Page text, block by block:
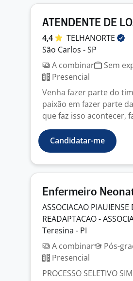
ATENDENTE DE
4,4
TELHANORTE
São Carlos - SP
A combinar
Sem
Presencial
Venha fazer parte do
paixão em fazer parte
que faz isso acontecer,
Candidatar-me
Enfermeiro
ASSOCIACAO
READAPTACAO -
Teresina - PI
A combinar
Pós-
Presencial
PROCESSO SELETIVO